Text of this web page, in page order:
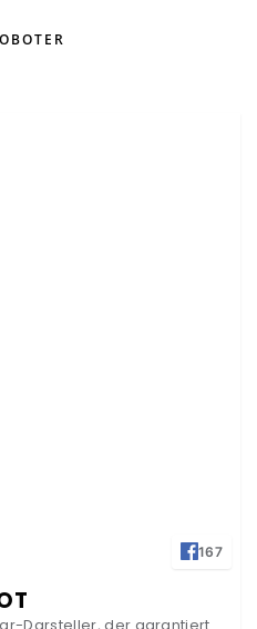
167
Darsteller, der garantiert